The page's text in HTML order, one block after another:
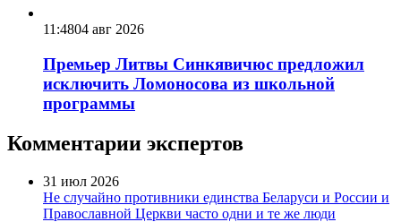
11:4804 авг 2026
Премьер Литвы Синкявичюс предложил
исключить Ломоносова из школьной
программы
Комментарии экспертов
31 июл 2026
Не случайно противники единства Беларуси и России и
Православной Церкви часто одни и те же люди